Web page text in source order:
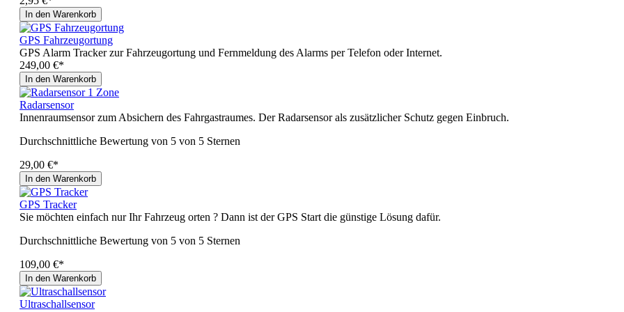
In den Warenkorb
GPS Fahrzeugortung
GPS Alarm Tracker zur Fahrzeugortung und Fernmeldung des Alarms per Telefon oder Internet.
249,00 €*
In den Warenkorb
Radarsensor
Innenraumsensor zum Absichern des Fahrgastraumes. Der Radarsensor als zusätzlicher Schutz gegen Einbruch.
Durchschnittliche Bewertung von 5 von 5 Sternen
29,00 €*
In den Warenkorb
GPS Tracker
Sie möchten einfach nur Ihr Fahrzeug orten ? Dann ist der GPS Start die günstige Lösung dafür.
Durchschnittliche Bewertung von 5 von 5 Sternen
109,00 €*
In den Warenkorb
Ultraschallsensor